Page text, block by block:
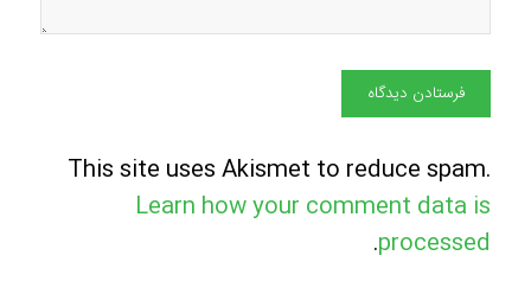
This site uses Akismet to reduce spam.
Learn how your comment data is
processed
.